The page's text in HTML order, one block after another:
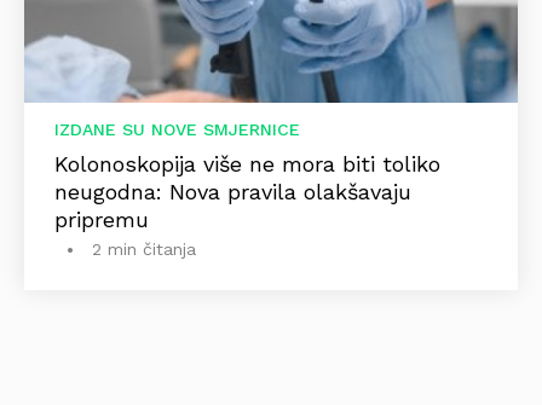
IZDANE SU NOVE SMJERNICE
Kolonoskopija više ne mora biti toliko
neugodna: Nova pravila olakšavaju
pripremu
2 min čitanja